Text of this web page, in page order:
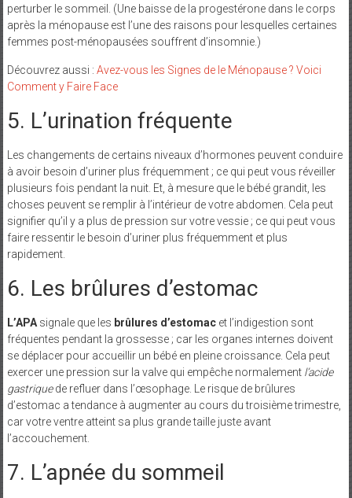
perturber le sommeil. (Une baisse de la progestérone dans le corps
après la ménopause est l’une des raisons pour lesquelles certaines
femmes post-ménopausées souffrent d’insomnie.)
Découvrez aussi : Avez-vous les Signes de le Ménopause ? Voici
Comment y Faire Face
5. L’urination fréquente
Les changements de certains niveaux d’hormones peuvent conduire
à avoir besoin d’uriner plus fréquemment ; ce qui peut vous réveiller
plusieurs fois pendant la nuit. Et, à mesure que le bébé grandit, les
choses peuvent se remplir à l’intérieur de votre abdomen. Cela peut
signifier qu’il y a plus de pression sur votre vessie ; ce qui peut vous
faire ressentir le besoin d’uriner plus fréquemment et plus
rapidement.
6. Les brûlures d’estomac
L’APAsignale que les brûlures d’estomacet l’indigestion sont
fréquentes pendant la grossesse ; car les organes internes doivent
se déplacer pour accueillir un bébé en pleine croissance. Cela peut
exercer une pression sur la valve qui empêche normalement l’acide
gastriquede refluer dans l’œsophage. Le risque de brûlures
d’estomac a tendance à augmenter au cours du troisième trimestre,
car votre ventre atteint sa plus grande taille juste avant
l’accouchement.
7. L’apnée du sommeil